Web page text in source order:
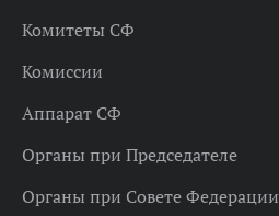
Комитеты СФ
Комиссии
Аппарат СФ
Органы при Председателе
Органы при Совете Федерации